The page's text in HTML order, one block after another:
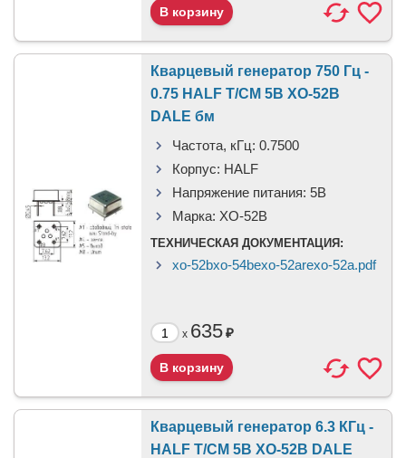
Кварцевый генератор 750 Гц -
0.75 HALF T/CM 5В XO-52B
DALE бм
Частота, кГц: 0.7500
Корпус: HALF
Напряжение питания: 5В
Марка: XO-52B
ТЕХНИЧЕСКАЯ ДОКУМЕНТАЦИЯ:
xo-52bxo-54bexo-52arexo-52a.pdf
x 635₽
Кварцевый генератор 6.3 КГц -
HALF T/CM 5В XO-52B DALE